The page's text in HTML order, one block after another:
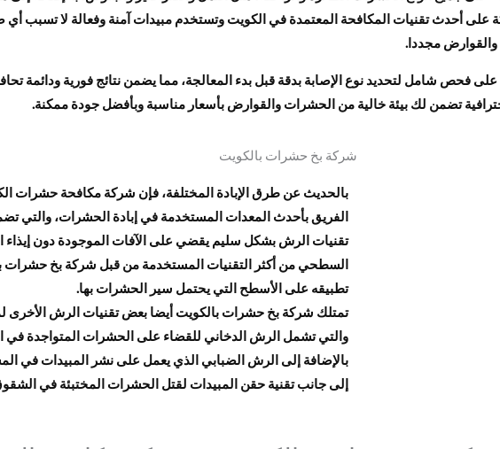
على أحدث تقنيات المكافحة المعتمدة في الكويت وتستخدم مبيدات آمنة وفعالة لا تسبب أي
والقوارض مجددا.
شامل لتحديد نوع الإصابة بدقة قبل بدء المعالجة، مما يضمن نتائج فورية ودائمة
تضمن لك بيئة خالية من الحشرات والقوارض بأسعار مناسبة وبأفضل جودة ممكنة.
شركة بخ حشرات بالكويت
بالحديث عن طرق الإبادة المختلفة، فإن شركة مكافحة حشرات
الفريق بأحدث المعدات المستخدمة في إبادة الحشرات، والتي
تقنيات الرش بشكل سليم يقضي على الآفات الموجودة دون إيذاء
السطحي من أكثر التقنيات المستخدمة من قبل شركة بخ حشرات
تطبيقه على الأسطح التي يحتمل سير الحشرات بها.
تمتلك شركة بخ حشرات بالكويت أيضا بعض تقنيات الرش الأخرى
والتي تشمل الرش الدخاني للقضاء على الحشرات المتواجدة في
بالإضافة إلى الرش الضبابي الذي يعمل على نشر المبيدات في
إلى جانب تقنية حقن المبيدات لقتل الحشرات المختبئة في